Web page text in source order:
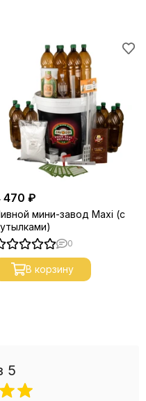
470 ₽
мини-завод Maxi (с
0
В корзину
5